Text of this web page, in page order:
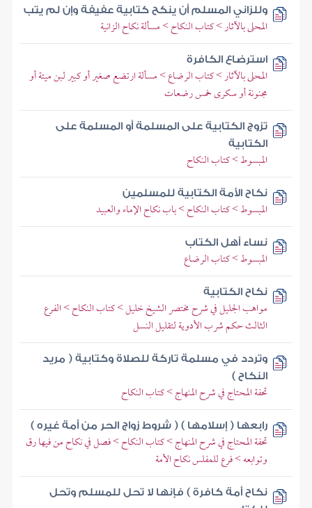
وللزاني المسلم أن ينكح كتابية عفيفة وإن لم يتب
المحلى بالآثار > كتاب النكاح > مسألة نكاح الزانية
استرضاع الكافرة
المحلى بالآثار > كتاب الرضاع > مسألة ارتضع صغير أو كبير لبن ميتة أو
مجنونة أو سكرى خمس رضعات
تزوج الكتابية على المسلمة أو المسلمة على
الكتابية
المبسوط > كتاب النكاح
نكاح الأمة الكتابية للمسلمين
المبسوط > كتاب النكاح > باب نكاح الإماء والعبيد
نساء أهل الكتاب
المبسوط > كتاب الرضاع
نكاح الكتابية
مواهب الجليل في شرح مختصر الشيخ خليل > كتاب النكاح > الفرع
الثالث حكم شرب الأدوية لتقليل النسل
وتردد في مسلمة تاركة للصلاة وكتابية ( مريد
النكاح )
تحفة المحتاج في شرح المنهاج > كتاب النكاح
رابعها ( إسلامها ) ( شروط زواج الحر من أمة غيره )
تحفة المحتاج في شرح المنهاج > كتاب النكاح > فصل في نكاح من فيها رق
وتوابعه > فرع للمفلس نكاح الأمة
نكاح أمة كافرة ) فإنها لا تحل للمسلم وتحل